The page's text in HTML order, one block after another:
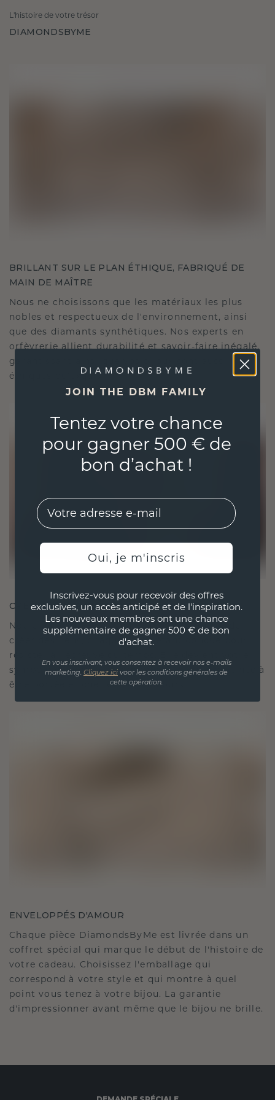
L'histoire de votre trésor
DIAMONDSBYME
BRILLANT SUR LE PLAN ÉTHIQUE, FABRIQUÉ DE
MAIN DE MAÎTRE
Nous ne choisissons que les matériaux les plus
nobles et respectueux de l'environnement, ainsi
que des diamants synthétiques. Nos experts en
orfèvrerie allient durabilité et savoir-faire inégalé,
garantissant ainsi que vos bijoux sont aussi
éthiques qu'exquis.
CRÉÉ POUR LA CONNEXION
Notre philosophie en matière de design est de
créer des liens, chaque pièce étant conçue pour
résister à l'épreuve du temps. Elle devient votre
symbole d'amour et de moments chéris, destinée à
être portée et chérie pour toujours.
ENVELOPPÉS D'AMOUR
Chaque pièce DiamondsByMe est livrée dans un
coffret spécial qui marque le début de l'histoire de
votre cadeau. Choisissez l'emballage qui
correspond à votre style et qui montre à quel
point vous tenez à votre bijou. La garantie
d'impressionner avant même que le bijou ne brille.
JOIN THE DBM FAMILY
Tentez votre chance
pour gagner 500 € de
bon d’achat !
EMail
Oui, je m'inscris
Inscrivez-vous pour recevoir des offres
exclusives, un accès anticipé et de l'inspiration.
Les nouveaux membres ont une chance
supplémentaire de gagner 500 € de bon
d'achat.
En vous inscrivant, vous consentez à recevoir nos e-mails
marketing. Cliquez ici voor les conditions générales de
cette opération.